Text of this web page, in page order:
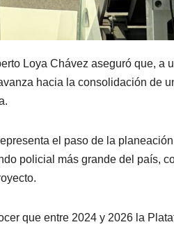
Loya Chávez aseguró que, a
hacia la consolidación de
el paso de la
policial más grande del país,
que entre 2024 y 2026 la